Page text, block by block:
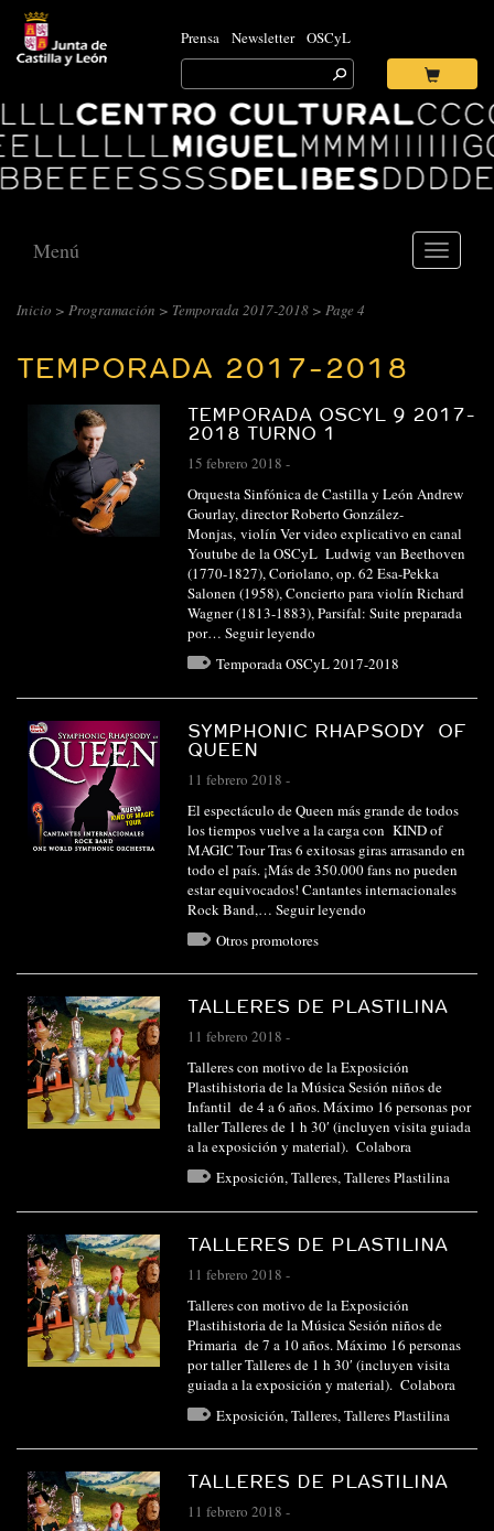
Prensa Newsletter OSCyL
Search
for:
Ok
Centro
Cultural
Miguel
Delibes
Toggle
Menú
CENTRO
MIGUEL
DELIBES
ARCHIVO
Inicio > Programación > Temporada 2017-2018 > Page 4
TEMPORADA 2017-2018
TEMPORADA OSCYL 9 2017-
2018 TURNO 1
15 febrero 2018 -
Orquesta Sinfónica de Castilla y León Andrew
Gourlay, director Roberto González-
Monjas, violín Ver video explicativo en canal
Youtube de la OSCyL Ludwig van Beethoven
(1770-1827), Coriolano, op. 62 Esa-Pekka
Salonen (1958), Concierto para violín Richard
Wagner (1813-1883), Parsifal: Suite preparada
por… Seguir leyendo
Temporada OSCyL 2017-2018
SYMPHONIC RHAPSODY OF
QUEEN
11 febrero 2018 -
El espectáculo de Queen más grande de todos
los tiempos vuelve a la carga con KIND of
MAGIC Tour Tras 6 exitosas giras arrasando en
todo el país. ¡Más de 350.000 fans no pueden
estar equivocados! Cantantes internacionales
Rock Band,… Seguir leyendo
Otros promotores
TALLERES DE PLASTILINA
11 febrero 2018 -
Talleres con motivo de la Exposición
Plastihistoria de la Música Sesión niños de
Infantil de 4 a 6 años. Máximo 16 personas por
taller Talleres de 1 h 30′ (incluyen visita guiada
a la exposición y material). Colabora
Exposición,Talleres,Talleres Plastilina
TALLERES DE PLASTILINA
11 febrero 2018 -
Talleres con motivo de la Exposición
Plastihistoria de la Música Sesión niños de
Primaria de 7 a 10 años. Máximo 16 personas
por taller Talleres de 1 h 30′ (incluyen visita
guiada a la exposición y material). Colabora
Exposición, Talleres, Talleres Plastilina
TALLERES DE PLASTILINA
11 febrero 2018 -